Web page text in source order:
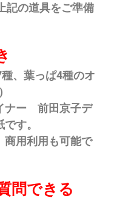
記の道具をご準備
、葉っぱ4種のオ
ナー 前田京子デ
す。
商用利用も可能で
問できる